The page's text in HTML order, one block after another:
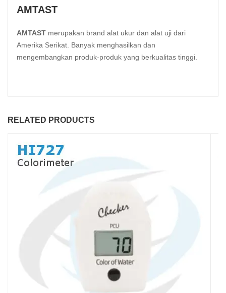
AMTAST
AMTAST merupakan brand alat ukur dan alat uji dari
Amerika Serikat. Banyak menghasilkan dan
mengembangkan produk-produk yang berkualitas tinggi.
RELATED PRODUCTS